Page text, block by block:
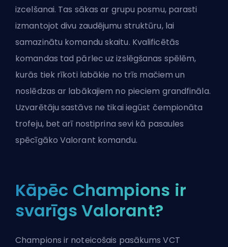
izcelšanai. Tas sākas ar grupu posmu, parasti
izmantojot divu zaudējumu struktūru, lai
samazinātu komandu skaitu. Kvalificētās
komandas tad pārlec uz izslēgšanas spēlēm,
kurās tiek rīkoti labākie no trīs mačiem un
noslēdzas ar labākajiem no pieciem grandfināla.
Uzvarētāju sastāvs ne tikai iegūst čempionāta
trofeju, bet arī nostiprina sevi kā pasaules
spēcīgāko Valorant komandu.
Kāpēc Champions ir
svarīgs Valorant?
Champions ir noteicošais pasākums VCT